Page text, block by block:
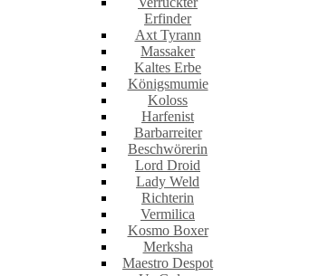
Erfinder
Axt Tyrann
Massaker
Kaltes Erbe
Königsmumie
Koloss
Harfenist
Barbarreiter
Beschwörerin
Lord Droid
Lady Weld
Richterin
Vermilica
Kosmo Boxer
Merksha
Maestro Despot